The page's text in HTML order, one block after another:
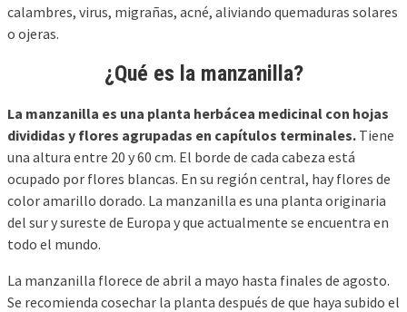
calambres, virus, migrañas, acné, aliviando quemaduras solares
o ojeras.
¿Qué es la manzanilla?
La manzanilla es una planta herbácea medicinal con hojas
divididas y flores agrupadas en capítulos terminales. Tiene
una altura entre 20 y 60 cm. El borde de cada cabeza está
ocupado por flores blancas. En su región central, hay flores de
color amarillo dorado. La manzanilla es una planta originaria
del sur y sureste de Europa y que actualmente se encuentra en
todo el mundo.
La manzanilla florece de abril a mayo hasta finales de agosto.
Se recomienda cosechar la planta después de que haya subido el